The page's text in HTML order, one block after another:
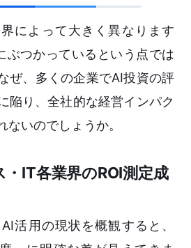
によって大きく異なります
ぶつかっているという点では
ぜ、多くの企業でAI投資の評
陥り、全社的な経営インパク
ないのでしょうか。
IT各業界のROI測定成
活用の現状を概観すると、